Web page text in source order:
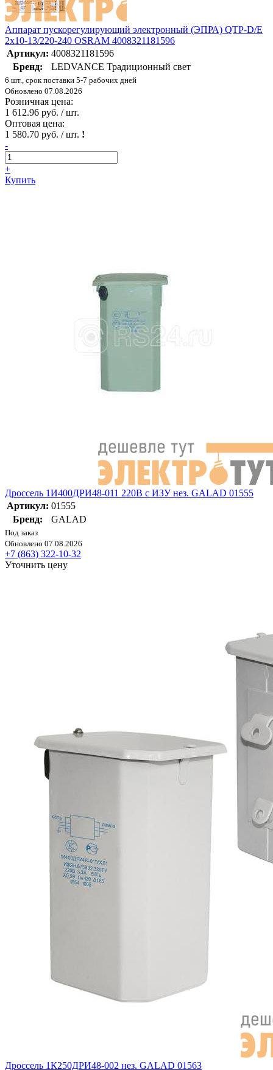
Аппарат пускорегулирующий электронный (ЭПРА) QTP-D/E
2х10-13/220-240 OSRAM 4008321181596
Артикул: 4008321181596
Бренд:
LEDVANCE Традиционный свет
6 шт., срок поставки 5-7 рабочих дней
Обновлено 07.08.2026
Розничная цена:
1 612.96 руб. / шт.
Оптовая цена:
1 580.70 руб. / шт. !
-
+
Купить
Дроссель 1И400ДРИ48-011 220В с ИЗУ нез. GALAD 01555
Артикул: 01555
Бренд:
GALAD
Под заказ
Обновлено 07.08.2026
+7 (863) 322-10-32
Уточнить цену
Дроссель 1К250ДРИ48-002 нез. GALAD 01563